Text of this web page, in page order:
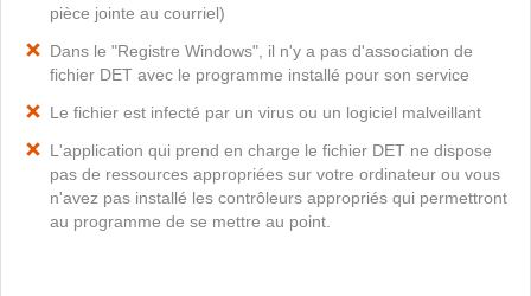
pièce jointe au courriel)
Dans le "Registre Windows", il n'y a pas d'association de
fichier DET avec le programme installé pour son service
Le fichier est infecté par un virus ou un logiciel malveillant
L'application qui prend en charge le fichier DET ne dispose
pas de ressources appropriées sur votre ordinateur ou vous
n'avez pas installé les contrôleurs appropriés qui permettront
au programme de se mettre au point.